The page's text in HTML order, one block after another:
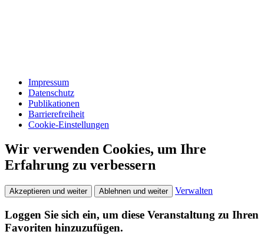
Impressum
Datenschutz
Publikationen
Barrierefreiheit
Cookie-Einstellungen
Wir verwenden Cookies, um Ihre
Erfahrung zu verbessern
Akzeptieren und weiter Ablehnen und weiter Verwalten
Loggen Sie sich ein, um diese Veranstaltung zu Ihren
Favoriten hinzuzufügen.